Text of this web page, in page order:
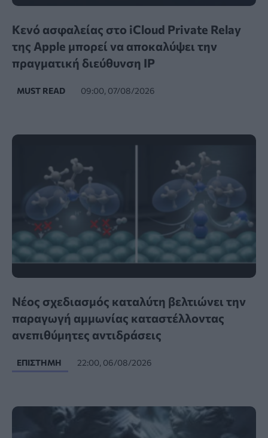
Κενό ασφαλείας στο iCloud Private Relay
της Apple μπορεί να αποκαλύψει την
πραγματική διεύθυνση IP
MUST READ 09:00, 07/08/2026
Νέος σχεδιασμός καταλύτη βελτιώνει την
παραγωγή αμμωνίας καταστέλλοντας
ανεπιθύμητες αντιδράσεις
ΕΠΙΣΤΉΜΗ 22:00, 06/08/2026